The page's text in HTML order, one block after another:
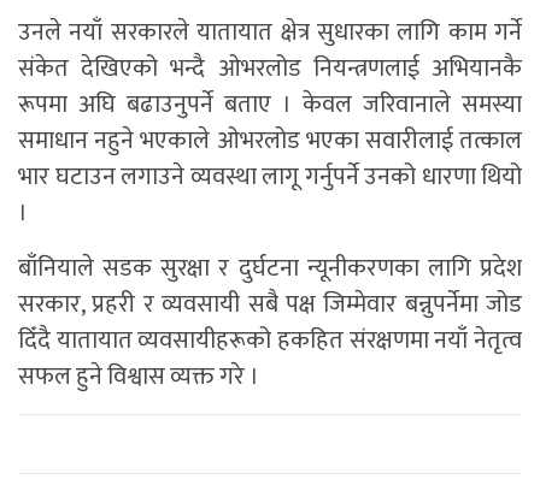
उनले नयाँ सरकारले यातायात क्षेत्र सुधारका लागि काम गर्ने
संकेत देखिएको भन्दै ओभरलोड नियन्त्रणलाई अभियानकै
रूपमा अघि बढाउनुपर्ने बताए । केवल जरिवानाले समस्या
समाधान नहुने भएकाले ओभरलोड भएका सवारीलाई तत्काल
भार घटाउन लगाउने व्यवस्था लागू गर्नुपर्ने उनको धारणा थियो
।
बाँनियाले सडक सुरक्षा र दुर्घटना न्यूनीकरणका लागि प्रदेश
सरकार, प्रहरी र व्यवसायी सबै पक्ष जिम्मेवार बन्नुपर्नेमा जोड
दिँदै यातायात व्यवसायीहरूको हकहित संरक्षणमा नयाँ नेतृत्व
सफल हुने विश्वास व्यक्त गरे ।